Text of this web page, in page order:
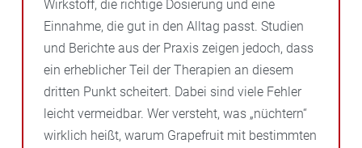
Wirkstoff, die richtige Dosierung und eine
Einnahme, die gut in den Alltag passt. Studien
und Berichte aus der Praxis zeigen jedoch, dass
ein erheblicher Teil der Therapien an diesem
dritten Punkt scheitert. Dabei sind viele Fehler
leicht vermeidbar. Wer versteht, was „nüchtern“
wirklich heißt, warum Grapefruit mit bestimmten